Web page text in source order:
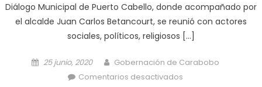
Diálogo Municipal de Puerto Cabello, donde acompañado por
el alcalde Juan Carlos Betancourt, se reunió con actores
sociales, políticos, religiosos […]
Posted on
25 junio, 2020 Author
Gobernación de Carabobo
Comentarios desactivados